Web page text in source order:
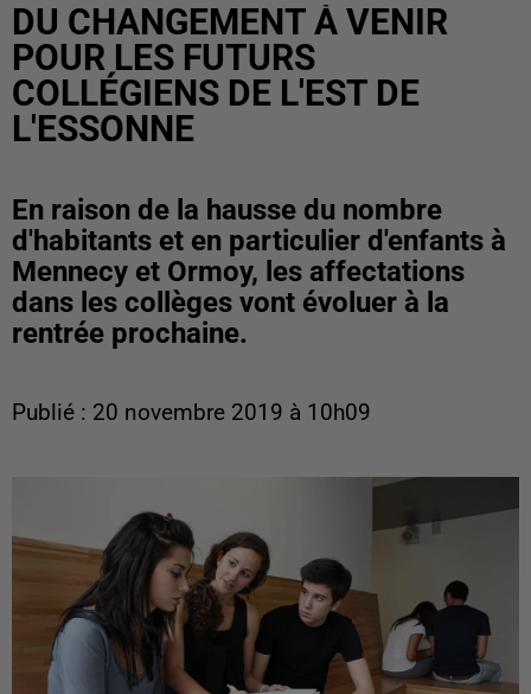
DU CHANGEMENT À VENIR
POUR LES FUTURS
COLLÉGIENS DE L'EST DE
L'ESSONNE
En raison de la hausse du nombre
d'habitants et en particulier d'enfants à
Mennecy et Ormoy, les affectations
dans les collèges vont évoluer à la
rentrée prochaine.
Publié : 20 novembre 2019 à 10h09